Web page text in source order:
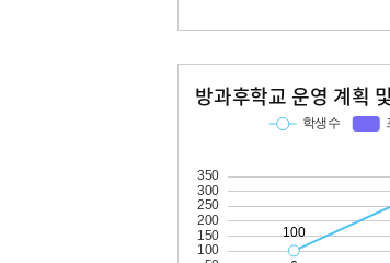
방과후학교 운영 계획